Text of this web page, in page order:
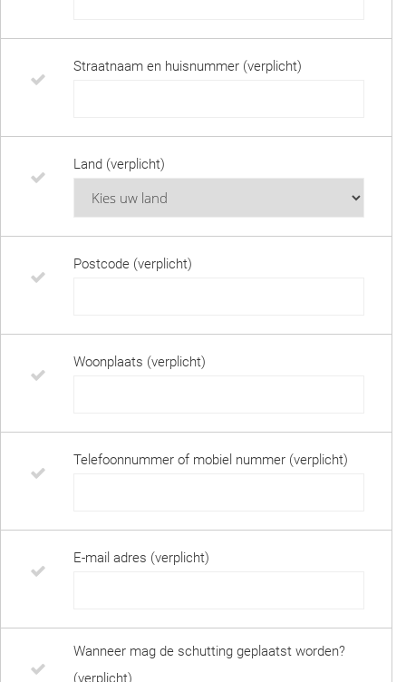
Straatnaam en huisnummer (verplicht)
Land (verplicht)
Postcode (verplicht)
Woonplaats (verplicht)
Telefoonnummer of mobiel nummer (verplicht)
E-mail adres (verplicht)
Wanneer mag de schutting geplaatst worden?
(verplicht)